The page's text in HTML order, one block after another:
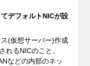
デフォルトNICが設
(仮想サーバー)作成
れるNICのこと。
などの内部のネッ